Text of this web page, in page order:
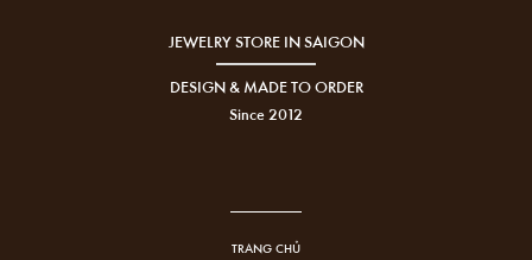
JEWELRY STORE IN SAIGON
DESIGN & MADE TO ORDER
Since 2012
TRANG CHỦ